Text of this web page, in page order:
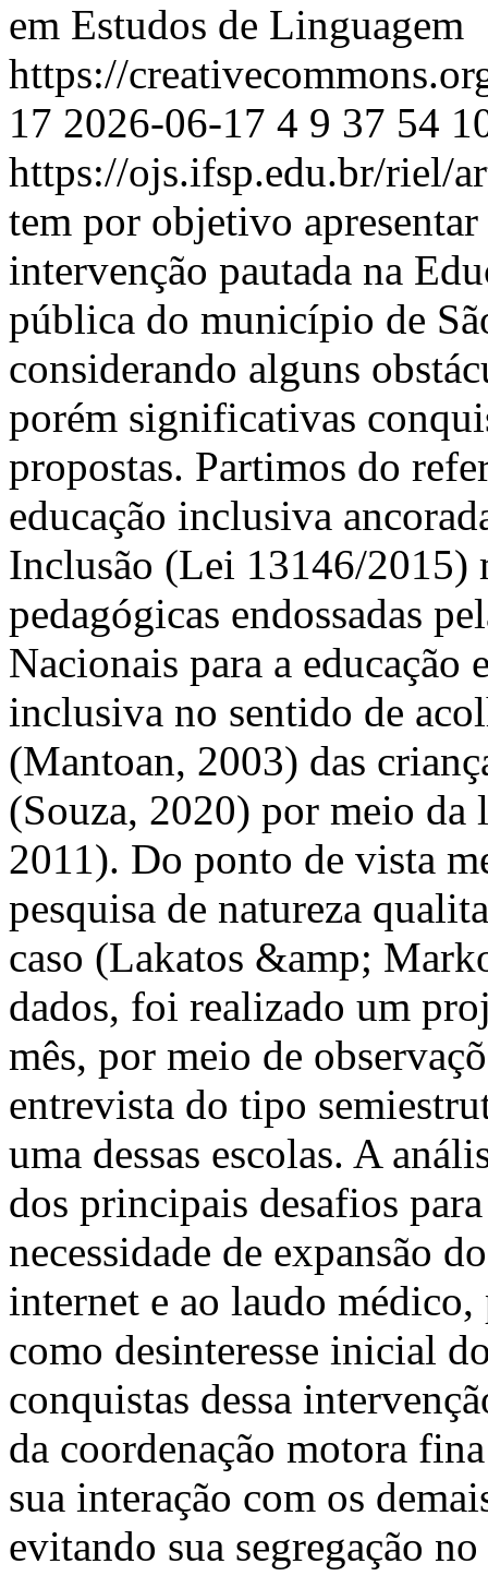
em Estudos de Linguagem
https://
17 2026-06-17 4 9 37 54
https://ojs.ifsp.edu.br/riel/
tem por objetivo
intervenção pautada na
pública do município de
considerando alguns
porém significativas
propostas. Partimos do
educação inclusiva
Inclusão (Lei 13146/2015)
pedagógicas endossadas
Nacionais para a educação
inclusiva no sentido de
(Mantoan, 2003) das
(Souza, 2020) por meio
2011). Do ponto de vista
pesquisa de natureza
caso (Lakatos &amp;
dados, foi realizado um
mês, por meio de
entrevista do tipo
uma dessas escolas. A
dos principais desafios
necessidade de expansão
internet e ao laudo
como desinteresse inicial
conquistas dessa
da coordenação motora
sua interação com os
evitando sua segregação